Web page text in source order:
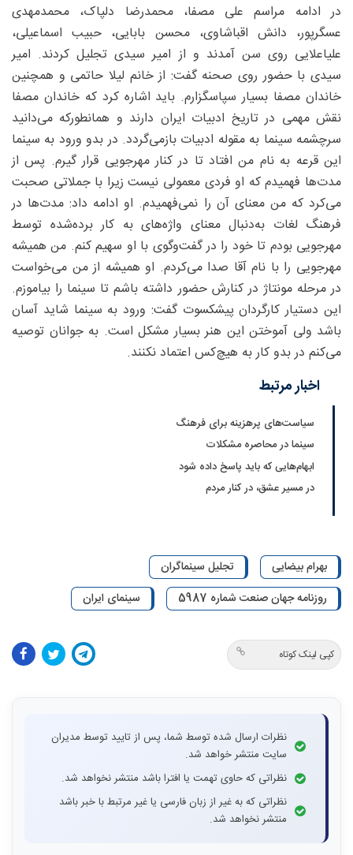
در ادامه مراسم علی مصفا، محمدرضا دلپاک، محمدمهدی
عسگرپور، دانش اقباشاوی، محسن بابایی، حبیب اسماعیلی،
علیاعلایی روی سن آمدند و از امیر سیدی تجلیل کردند. امیر
سیدی با حضور روی صحنه گفت: از خانم لیلا حاتمی و همچنین
خاندان مصفا بسیار سپاسگزارم. باید اشاره کرد که خاندان مصفا
نقش مهمی در تاریخ ادبیات ایران دارند و همانطورکه می‌دانید
سرچشمه سینما به مقوله ادبیات بازمی‌گردد. در بدو ورود به سینما
این قرعه به نام من افتاد تا در کنار مهرجویی قرار گیرم. پس از
مدت‌ها فهمیدم که او فردی معمولی نیست زیرا با جملاتی صحبت
می‌کرد که من معنای آن را نمی‌فهمیدم. او ادامه داد: مدت‌ها در
فرهنگ لغات به‌دنبال معنای واژه‌های به کار برده‌شده توسط
مهرجویی بودم تا خود را در گفت‌وگوی با او سهیم کنم. من همیشه
مهرجویی را با نام آقا صدا می‌کردم. او همیشه از من می‌خواست
در مرحله مونتاژ در کنارش حضور داشته باشم تا سینما را بیاموزم.
این دستیار کارگردان پیشکسوت گفت: ورود به سینما شاید آسان
باشد ولی آموختن این هنر بسیار مشکل است. به جوانان توصیه
می‌کنم در بدو کار به هیچ‌کس اعتماد نکنند.
اخبار مرتبط
سیاست‌های پرهزینه برای فرهنگ
سینما در محاصره مشکلات
ابهام‌هایی که باید پاسخ داده شود
در مسیر عشق، در کنار مردم
بهرام بیضایی
تجلیل سینماگران
روزنامه جهان صنعت شماره 5987
سینمای ایران
کپی لینک کوتاه
نظرات ارسال شده توسط شما، پس از تایید توسط مدیران
سایت منتشر خواهد شد.
نظراتی که حاوی تهمت یا افترا باشد منتشر نخواهد شد.
نظراتی که به غیر از زبان فارسی یا غیر مرتبط با خبر باشد
منتشر نخواهد شد.